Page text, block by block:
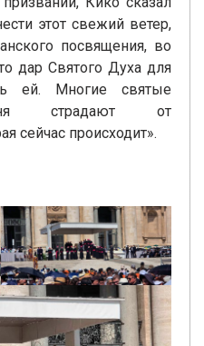
этот свежий ветер,
посвящения, во
дар Святого Духа для
ей. Многие святые
страдают от
сейчас происходит».